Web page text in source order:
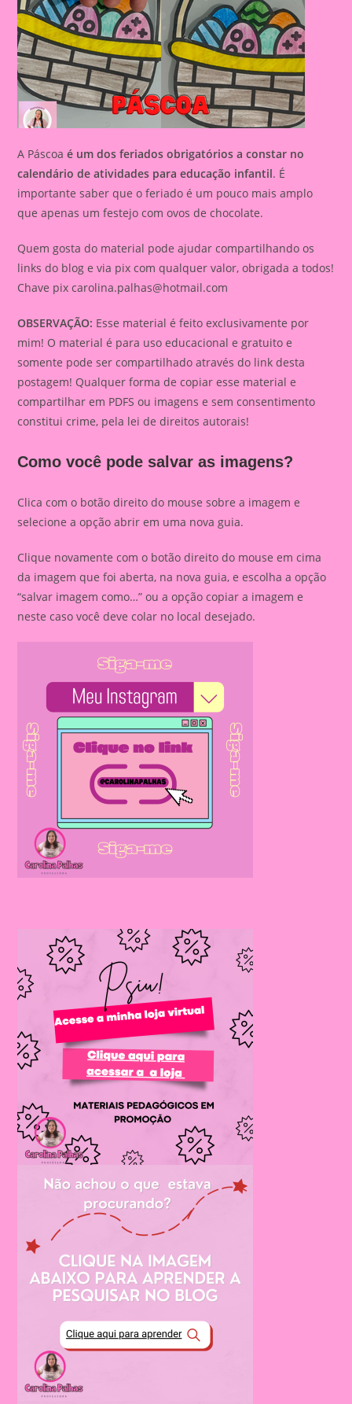
A Páscoaé um dos feriados obrigatórios a constar no
calendário de atividades para educação infantil. É
importante saber que o feriado é um pouco mais amplo
que apenas um festejo com ovos de chocolate.
Quem gosta do material pode ajudar compartilhando os
links do blog e via pix com qualquer valor, obrigada a todos!
Chave pixcarolina.palhas@hotmail.com
OBSERVAÇÃO: Esse material é feito exclusivamente por
mim! O material é para uso educacional e gratuito e
somente pode ser compartilhado através do link desta
postagem! Qualquer forma de copiar esse material e
compartilhar em PDFS ou imagens e sem consentimento
constitui crime, pela lei de direitos autorais!
Como você pode salvar as imagens?
Clica com o botão direito do mouse sobre a imagem e
selecione a opção abrir em uma nova guia.
Clique novamente com o botão direito do mouse em cima
da imagem que foi aberta, na nova guia, e escolha a opção
“salvar imagem como…” ou a opção copiar a imagem e
neste caso você deve colar no local desejado.